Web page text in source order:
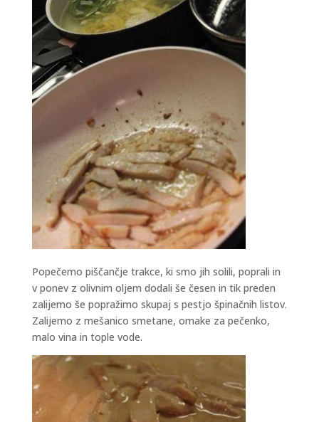
Popečemo piščančje trakce, ki smo jih solili, poprali in
v ponev z olivnim oljem dodali še česen in tik preden
zalijemo še popražimo skupaj s pestjo špinačnih listov.
Zalijemo z mešanico smetane, omake za pečenko,
malo vina in tople vode.